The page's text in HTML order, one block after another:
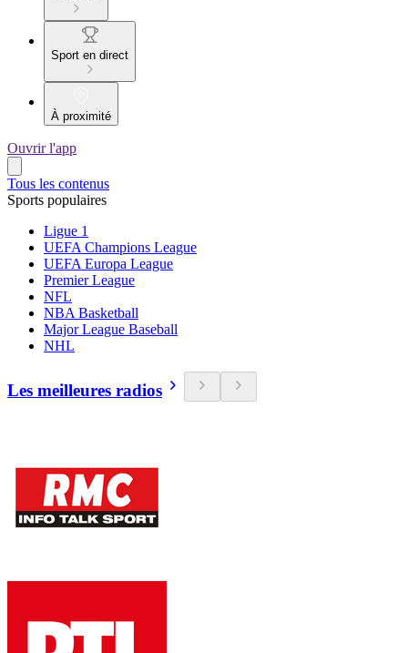
Sport en direct
À proximité
Ouvrir l'app
Tous les contenus
Sports populaires
Ligue 1
UEFA Champions League
UEFA Europa League
Premier League
NFL
NBA Basketball
Major League Baseball
NHL
Les meilleures radios